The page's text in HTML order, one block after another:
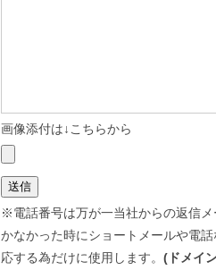
画像添付は↓こちらから
※電話番号は万が一当社からの返信メ
かなかった時にショートメールや電
応する為だけに使用します。(ドメイ